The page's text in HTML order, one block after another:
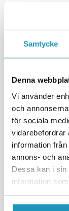
Samtycke
Denna
Vi använder
och
för sociala
vidarebefordrar
information
annons- och
Dessa kan i sin
information
969 kr
PÅ LAGER
MER